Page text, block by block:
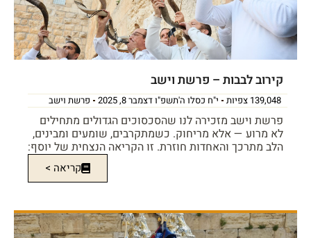
קירוב לבבות – פרשת וישב
139,048 צפיות י"ח כסלו ה'תשפ"ו דצמבר 8, 2025 פרשת וישב
פרשת וישב מזכירה לנו שהסכסוכים הגדולים מתחילים
לא מרוע — אלא מריחוק. כשמתקרבים, שומעים ומבינים,
הלב מתרכך והאחדות חוזרת. זו הקריאה הנצחית של יוסף:
קריאה >